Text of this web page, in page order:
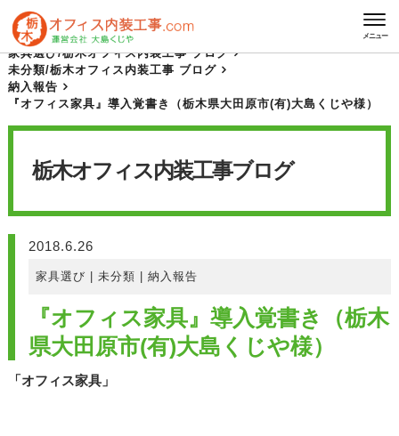
メニュー
HOME
栃木オフィス内装工事 ブログ
家具選び/栃木オフィス内装工事 ブログ
未分類/栃木オフィス内装工事 ブログ
納入報告
『オフィス家具』導入覚書き（栃木県大田原市(有)大島くじや様）
栃木オフィス内装工事ブログ
2018.6.26
家具選び 未分類 納入報告
『オフィス家具』導入覚書き（栃木
県大田原市(有)大島くじや様）
「オフィス家具」